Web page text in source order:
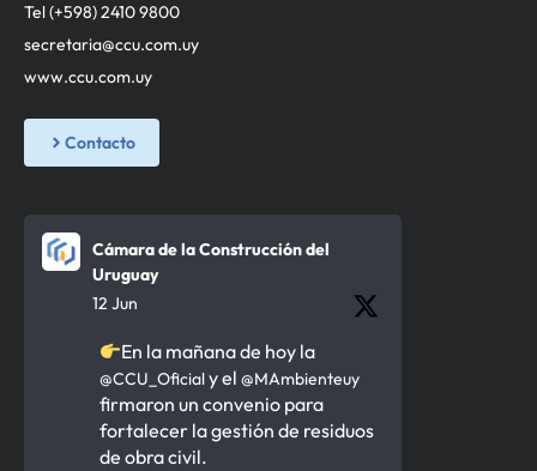
Tel (+598) 2410 9800
secretaria@ccu.com.uy
www.ccu.com.uy
Contacto
Cámara de la Construcción del
Uruguay
12 Jun
En la mañana de hoy la
@CCU_Oficialy el @MAmbienteuy
firmaron un convenio para
fortalecer la gestión de residuos
de obra civil.